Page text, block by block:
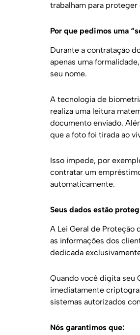
trabalham para proteger
Por que pedimos uma
Durante a contratação
apenas uma
seu nome.
A tecnologia de
realiza uma leitura
documento enviado.
que a foto foi tirada ao
Isso impede, por
contratar um
automaticamente.
Seus dados estão
A Lei Geral de Proteção
as informações dos
dedicada
Quando você digita seu
imediatamente
sistemas autorizados
Nós garantimos que: